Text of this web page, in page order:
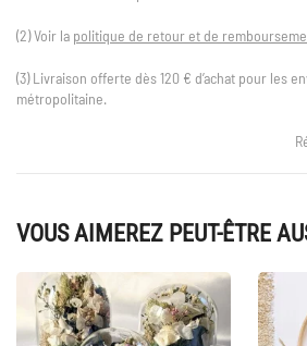
(2) Voir la politique de retour et de
(3) Livraison offerte dès 120 € d’achat pour les
métropolitaine.
VOUS AIMEREZ PEUT-ÊTRE